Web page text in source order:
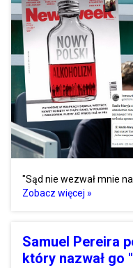
"Sąd nie wezwał mnie
Zobacz więcej »
Samuel Pereira
który nazwał go